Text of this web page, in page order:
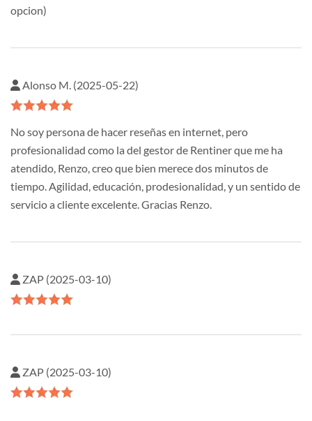
opcion)
Alonso M. (2025-05-22)
No soy persona de hacer reseñas en internet, pero
profesionalidad como la del gestor de Rentiner que me ha
atendido, Renzo, creo que bien merece dos minutos de
tiempo. Agilidad, educación, prodesionalidad, y un sentido de
servicio a cliente excelente. Gracias Renzo.
ZAP (2025-03-10)
ZAP (2025-03-10)